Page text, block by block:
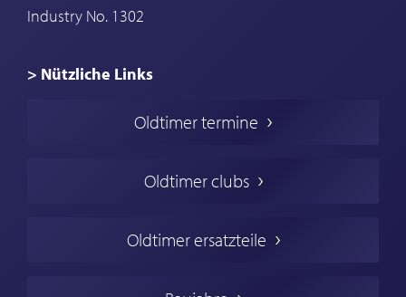
Industry No. 1302
> Nützliche Links
Oldtimers in Europa
Englische Oldtimer
Deutsche Oldtimer
Oldtimer termine
Oldtimer clubs
Oldtimer ersatzteile